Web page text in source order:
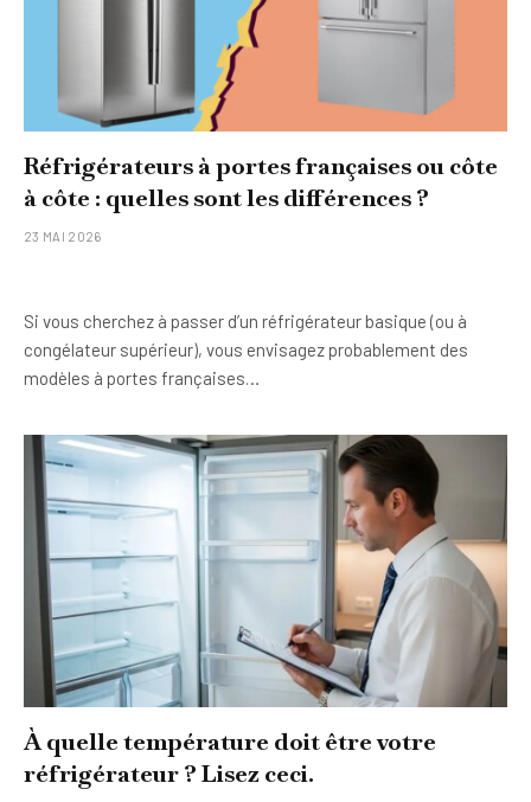
Réfrigérateurs à portes françaises ou côte
à côte : quelles sont les différences ?
23 MAI 2026
Si vous cherchez à passer d’un réfrigérateur basique (ou à
congélateur supérieur), vous envisagez probablement des
modèles à portes françaises…
À quelle température doit être votre
réfrigérateur ? Lisez ceci.